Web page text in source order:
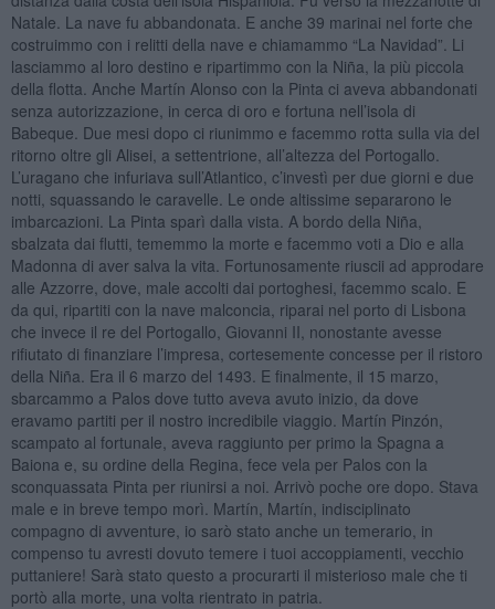
Natale. La nave fu abbandonata. E anche 39 marinai nel forte che
costruimmo con i relitti della nave e chiamammo “La Navidad”. Li
lasciammo al loro destino e ripartimmo con la Niña, la più piccola
della flotta. Anche Martín Alonso con la Pinta ci aveva abbandonati
senza autorizzazione, in cerca di oro e fortuna nell’isola di
Babeque. Due mesi dopo ci riunimmo e facemmo rotta sulla via del
ritorno oltre gli Alisei, a settentrione, all’altezza del Portogallo.
L’uragano che infuriava sull’Atlantico, c’investì per due giorni e due
notti, squassando le caravelle. Le onde altissime separarono le
imbarcazioni. La Pinta sparì dalla vista. A bordo della Niña,
sbalzata dai flutti, tememmo la morte e facemmo voti a Dio e alla
Madonna di aver salva la vita. Fortunosamente riuscii ad approdare
alle Azzorre, dove, male accolti dai portoghesi, facemmo scalo. E
da qui, ripartiti con la nave malconcia, riparai nel porto di Lisbona
che invece il re del Portogallo, Giovanni II, nonostante avesse
rifiutato di finanziare l’impresa, cortesemente concesse per il ristoro
della Niña. Era il 6 marzo del 1493. E finalmente, il 15 marzo,
sbarcammo a Palos dove tutto aveva avuto inizio, da dove
eravamo partiti per il nostro incredibile viaggio. Martín Pinzón,
scampato al fortunale, aveva raggiunto per primo la Spagna a
Baiona e, su ordine della Regina, fece vela per Palos con la
sconquassata Pinta per riunirsi a noi. Arrivò poche ore dopo. Stava
male e in breve tempo morì. Martín, Martín, indisciplinato
compagno di avventure, io sarò stato anche un temerario, in
compenso tu avresti dovuto temere i tuoi accoppiamenti, vecchio
puttaniere! Sarà stato questo a procurarti il misterioso male che ti
portò alla morte, una volta rientrato in patria.